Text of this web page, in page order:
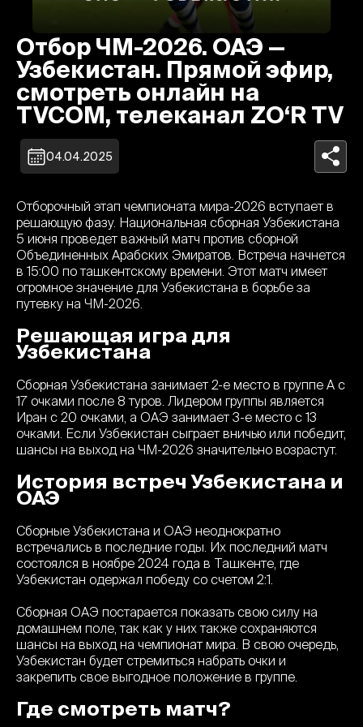
Отбор ЧМ-2026. ОАЭ —
Узбекистан. Прямой эфир,
смотреть онлайн на
TVCOM, телеканал ZO‘R TV
04.04.2025
Отборочный этап чемпионата мира-2026 вступает в
решающую фазу. Национальная сборная Узбекистана
5 июня проведет важный матч против сборной
Объединенных Арабских Эмиратов. Встреча начнется
в 15:00 по ташкентскому времени. Этот матч имеет
огромное значение для Узбекистана в борьбе за
путевку на ЧМ-2026.
Решающая игра для
Узбекистана
Сборная Узбекистана занимает 2-е место в группе A с
17 очками после 8 туров. Лидером группы является
Иран с 20 очками, а ОАЭ занимает 3-е место с 13
очками. Если Узбекистан сыграет вничью или победит,
шансы на выход на ЧМ-2026 значительно возрастут.
История встреч Узбекистана и
ОАЭ
Сборные Узбекистана и ОАЭ неоднократно
встречались в последние годы. Их последний матч
состоялся в ноябре 2024 года в Ташкенте, где
Узбекистан одержал победу со счетом 2:1.
Сборная ОАЭ постарается показать свою силу на
домашнем поле, так как у них также сохраняются
шансы на выход на чемпионат мира. В свою очередь,
Узбекистан будет стремиться набрать очки и
закрепить свое выгодное положение в группе.
Где смотреть матч?